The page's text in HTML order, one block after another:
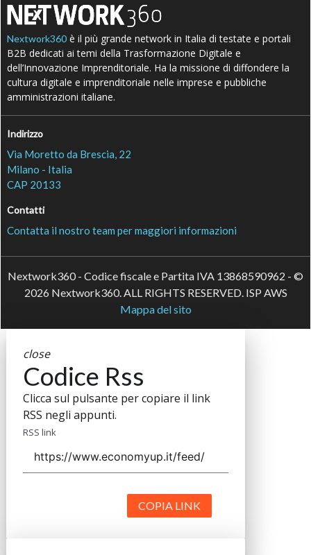
Nextwork360 è il più grande network in Italia di testate e portali
B2B dedicati ai temi della Trasformazione Digitale e
dell’Innovazione Imprenditoriale. Ha la missione di diffondere la
cultura digitale e imprenditoriale nelle imprese e pubbliche
amministrazioni italiane.
Indirizzo
Via Moretto da Brescia, 22
Milano - Italia
CAP 20133
Contatti
Contatta il nostro team per maggiori informazioni
Nextwork360 - Codice fiscale e Partita IVA 13868590962 - ©
2026 Nextwork360. ALL RIGHTS RESERVED. ISP AWS
Mappa del sito
close
Codice Rss
Clicca sul pulsante per copiare il link
RSS negli appunti.
RSS link
COPIA LINK